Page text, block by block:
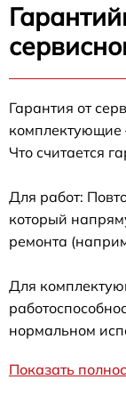
Гарантия от
Что считается
Для работ:
который
ремонта
Для
нормальном
Показать